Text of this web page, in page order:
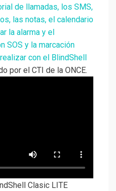
de llamadas, los SMS,
las notas, el calendario
la alarma y el
SOS y la marcación
con el BlindShell
por el CTI de la ONCE.
Clasic LITE